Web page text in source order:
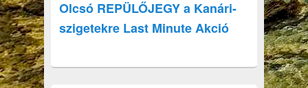
Olcsó REPÜLŐJEGY a Kanári-
szigetekre Last Minute Akció